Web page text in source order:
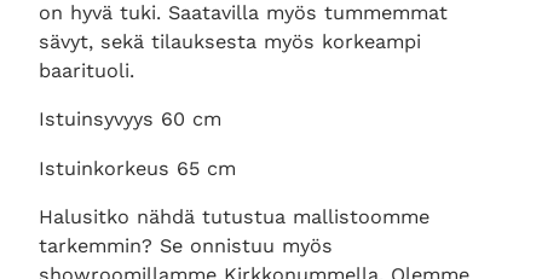
on hyvä tuki. Saatavilla myös tummemmat
sävyt, sekä tilauksesta myös korkeampi
baarituoli.
Istuinsyvyys 60 cm
Istuinkorkeus 65 cm
Halusitko nähdä tutustua mallistoomme
tarkemmin? Se onnistuu myös